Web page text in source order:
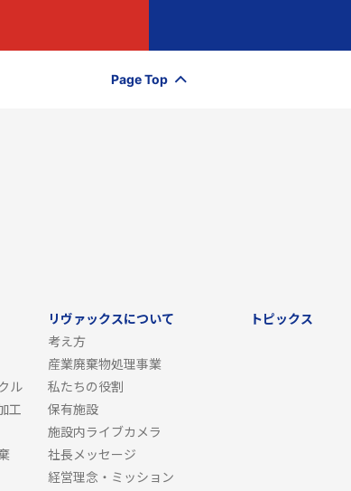
Page Top
ル
工
リヴァックスについて
考え方
産業廃棄物処理事業
私たちの役割
保有施設
施設内ライブカメラ
社長メッセージ
経営理念・ミッション
トピックス